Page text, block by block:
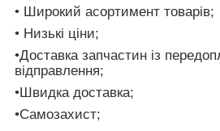
• Широкий асортимент товарів;
• Низькі ціни;
•Доставка запчастин із
відправлення;
•Швидка доставка;
•Самозахист;